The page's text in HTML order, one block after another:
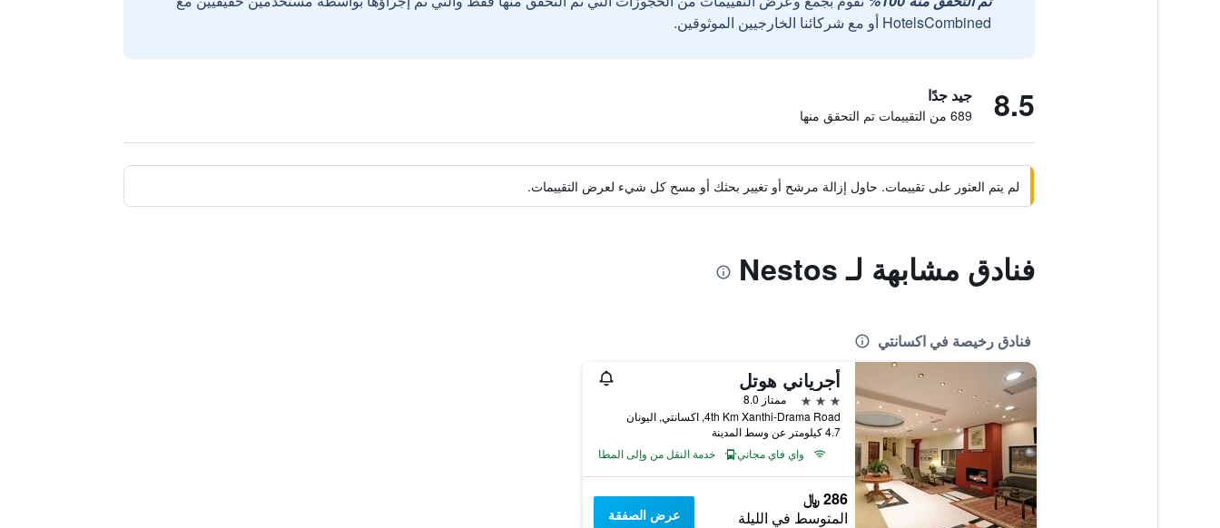
HotelsCombined أو مع شركائنا الخارجيين الموثوقين.
8.5 جيد جدًا
689 من التقييمات تم التحقق منها
لم يتم العثور على تقييمات. حاول إزالة مرشح أو تغيير بحثك أو مسح كل شيء لعرض التقييمات.
فنادق مشابهة لـ Nestos
فنادق رخيصة في اكسانتي
أجرياني هوتل
3 نجوم
ممتاز 8.0
4th Km Xanthi-Drama Road, اكسانتي, اليونان
4.7 كيلومتر عن وسط المدينة
واي فاي مجاني
خدمة النقل من وإلى المطار
286 ﷼
المتوسط في الليلة عرض الصفقة